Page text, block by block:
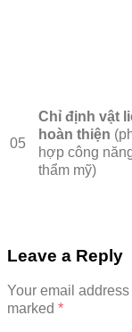
05
Chỉ định vật
hoàn thiện
hợp công
thẩm mỹ)
Leave a Reply
Your email
marked *